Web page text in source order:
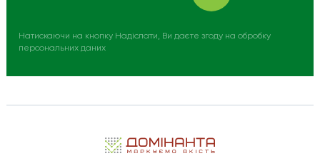
Натискаючи на кнопку Надіслати, Ви даєте згоду на обробку
персональних даних